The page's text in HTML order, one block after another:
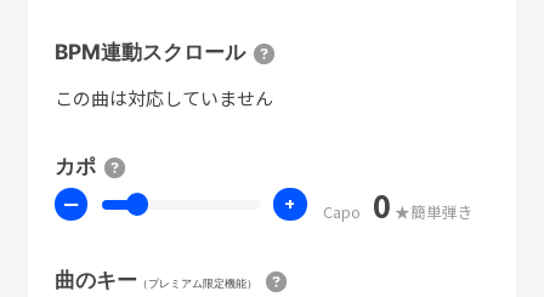
BPM連動スクロール
この曲は対応していません
カポ
ー + Capo 0 ★簡単弾き
曲のキー（プレミアム限定機能）